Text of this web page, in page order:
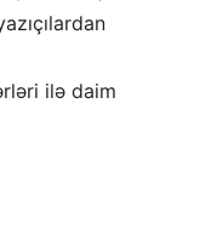
ilə daim